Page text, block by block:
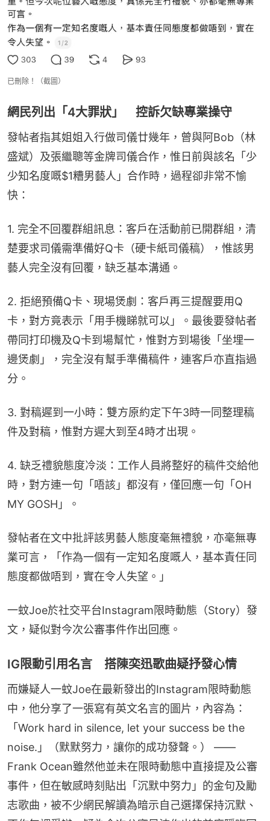
已刪除！（截圖）
網民列出「4大罪狀」 控訴欠缺專業操守
發帖者指其姐姐入行做司儀廿幾年，曾與阿Bob（林
盛斌）及張繼聰等金牌司儀合作，惟日前與該名「少
少知名度嘅$1糟男藝人」合作時，過程卻非常不愉
快：
1. 完全不回覆群組訊息：客戶在活動前已開群組，清
楚要求司儀需準備好Q卡（硬卡紙司儀稿），惟該男
藝人完全沒有回覆，缺乏基本溝通。
2. 拒絕預備Q卡、現場煲劇：客戶再三提醒要用Q
卡，對方竟表示「用手機睇就可以」。最後要發帖者
帶同打印機及Q卡到場幫忙，惟對方到場後「坐埋一
邊煲劇」，完全沒有幫手準備稿件，連客戶亦直指過
分。
3. 對稿遲到一小時：雙方原約定下午3時一同整理稿
件及對稿，惟對方遲大到至4時才出現。
4. 缺乏禮貌態度冷淡：工作人員將整好的稿件交給他
時，對方連一句「唔該」都沒有，僅回應一句「OH
MY GOSH」。
發帖者在文中批評該男藝人態度毫無禮貌，亦毫無專
業可言，「作為一個有一定知名度嘅人，基本責任同
態度都做唔到，實在令人失望。」
一蚊Joe於社交平台Instagram限時動態（Story）發
文，疑似對今次公審事件作出回應。
IG限動引用名言 搭陳奕迅歌曲疑抒發心情
而嫌疑人一蚊Joe在最新發出的Instagram限時動態
中，他分享了一張寫有英文名言的圖片，內容為：
「Work hard in silence, let your success be the
noise.」（默默努力，讓你的成功發聲。） ——
Frank Ocean雖然他並未在限時動態中直接提及公審
事件，但在敏感時刻貼出「沉默中努力」的金句及勵
志歌曲，被不少網民解讀為暗示自己選擇保持沉默、